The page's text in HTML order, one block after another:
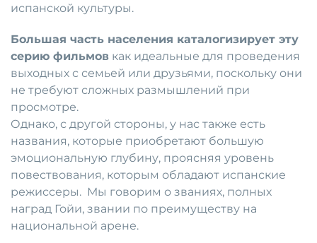
испанской культуры.
Большая часть населения каталогизирует эту
серию фильмов как идеальные для проведения
выходных с семьей или друзьями, поскольку они
не требуют сложных размышлений при
просмотре.
Однако, с другой стороны, у нас также есть
названия, которые приобретают большую
эмоциональную глубину, проясняя уровень
повествования, которым обладают испанские
режиссеры. Мы говорим о званиях, полных
наград Гойи, звании по преимуществу на
национальной арене.